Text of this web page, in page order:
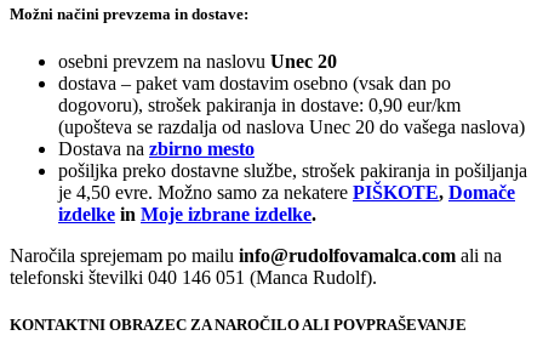
Možni načini prevzema in dostave:
osebni prevzem na naslovu Unec 20
dostava – paket vam dostavim osebno (vsak dan po
dogovoru), strošek pakiranja in dostave: 0,90 eur/km
(upošteva se razdalja od naslova Unec 20 do vašega naslova)
Dostava na zbirno mesto
pošiljka preko dostavne službe, strošek pakiranja in pošiljanja
je 4,50 evre. Možno samo za nekatere PIŠKOTE, Domače
izdelke in Moje izbrane izdelke.
Naročila sprejemam po mailu info@rudolfovamalca.com ali na
telefonski številki 040 146 051 (Manca Rudolf).
KONTAKTNI OBRAZEC ZA NAROČILO ALI POVPRAŠEVANJE